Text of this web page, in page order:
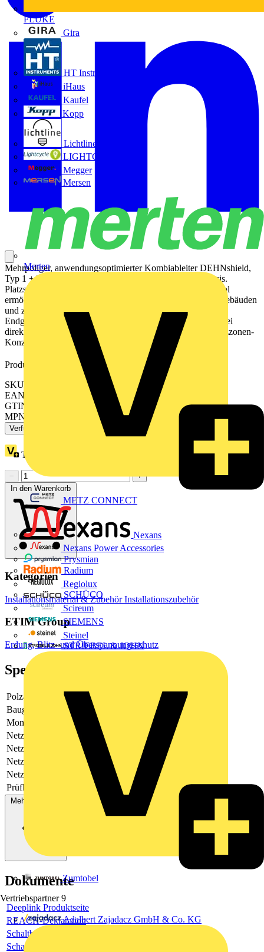
FLUKE
Gira
HT Instruments GmbH
iHaus
Kaufel
Kopp
Lichtline
LIGHTCYCLE
Megger
Mersen
Merten
METZ CONNECT
Nexans
Nexans Power Accessories
Prysmian
Radium
Regiolux
SCHÜCO
Scireum
SIEMENS
Steinel
STRIEBEL & JOHN
Zumtobel
Vertriebspartner 9
Adalbert Zajadacz GmbH & Co. KG
Mehrpoliger, anwendungsoptimierter Kombiableiter DEHNshield,
Typ 1 + Typ 2 nach EN 61643-11 auf Funkenstreckenbasis.
Platzsparende Funkenstreckentechnologie mit nur 1 TE / Pol
ermöglicht kompakte Ausführung. Zum Schutz von Wohngebäuden
und zum Einsatz in speziellen Anwendungen. Ermöglicht
Endgeräteschutz. Zum Schutz vor Überspannungen, auch bei
direkten Blitzeinschlägen. Einsetzbar nach dem Blitz-Schutzzonen-
Konzept an den Schnittstellen 0
Produktkennzeichen
SKU: 941405
EAN: 4013364275331
GTIN: 4013364275331
MPN: DSH TNS 255 FM
Verfügbar: 2 Händler
Treuepunkte:
−
+
In den Warenkorb
Kategorien
Installationsmaterial & ZubehörInstallationszubehör
ETIM Group
Erdung, Blitz- und Überspannungsschutz
Spezifikationen
Polzahl
4
Baugröße
4 TE
Montageart
Hutschiene TH35
Netzform DC
Nein
Netzform IT
Netzform TN
Netzform TT
Prüfklasse
Typ 1 und 2
Mehr anzeigen
Dokumente
Deeplink Produktseite
REACH-Deklaration
Schaltbild
Schaltbild